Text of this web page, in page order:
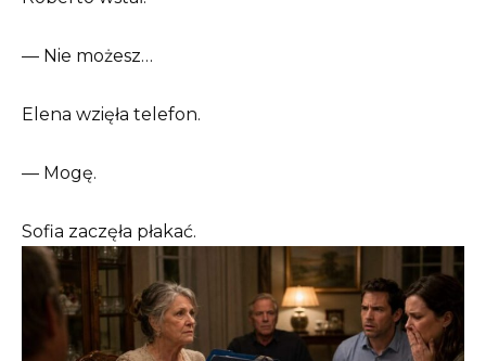
— Nie możesz…
Elena wzięła telefon.
— Mogę.
Sofia zaczęła płakać.